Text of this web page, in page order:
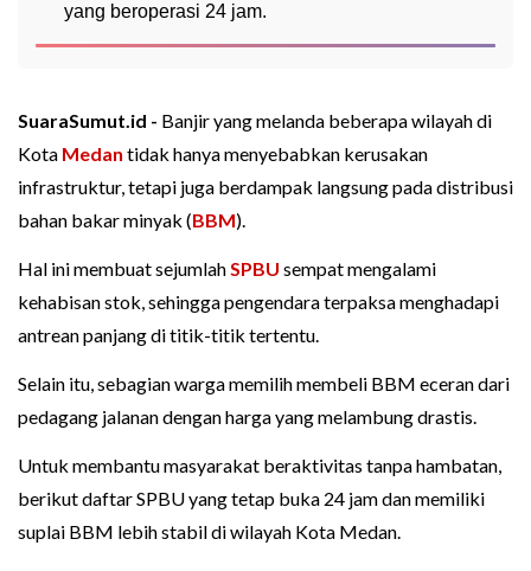
yang beroperasi 24 jam.
SuaraSumut.id - Banjir yang melanda beberapa wilayah di
Kota Medan tidak hanya menyebabkan kerusakan
infrastruktur, tetapi juga berdampak langsung pada distribusi
bahan bakar minyak (BBM).
Hal ini membuat sejumlahSPBU sempat mengalami
kehabisan stok, sehingga pengendara terpaksa menghadapi
antrean panjang di titik-titik tertentu.
Selain itu, sebagian warga memilih membeli BBM eceran dari
pedagang jalanan dengan harga yang melambung drastis.
Untuk membantu masyarakat beraktivitas tanpa hambatan,
berikut daftar SPBU yang tetap buka 24 jam dan memiliki
suplai BBM lebih stabil di wilayah Kota Medan.